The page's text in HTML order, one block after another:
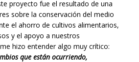
proyecto fue el resultado de una
sobre la conservación del medio
el ahorro de cultivos alimentarios,
y el apoyo a nuestros
hizo entender algo muy crítico:
que están ocurriendo,